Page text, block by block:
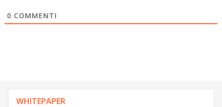
0 COMMENTI
WHITEPAPER